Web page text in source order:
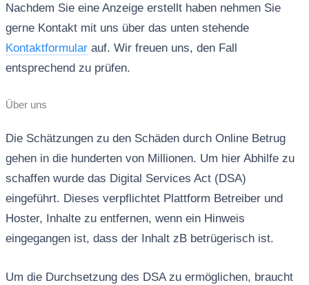
Nachdem Sie eine Anzeige erstellt haben nehmen Sie
gerne Kontakt mit uns über das unten stehende
Kontaktformularauf. Wir freuen uns, den Fall
entsprechend zu prüfen.
Über uns
Die Schätzungen zu den Schäden durch Online Betrug
gehen in die hunderten von Millionen. Um hier Abhilfe zu
schaffen wurde das Digital Services Act (DSA)
eingeführt. Dieses verpflichtet Plattform Betreiber und
Hoster, Inhalte zu entfernen, wenn ein Hinweis
eingegangen ist, dass der Inhalt zB betrügerisch ist.
Um die Durchsetzung des DSA zu ermöglichen, braucht